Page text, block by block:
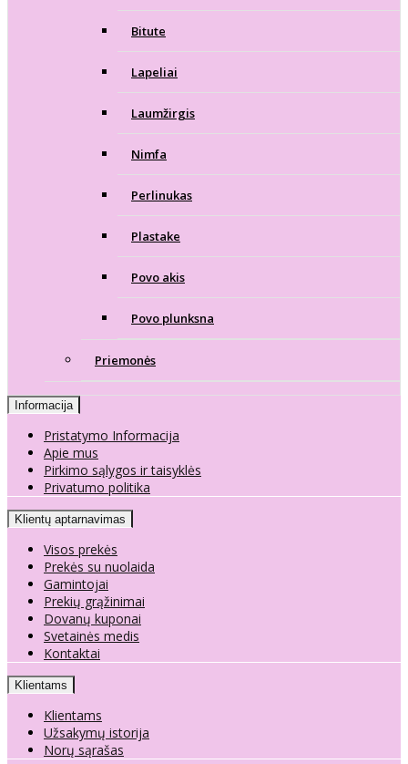
Bitute
Lapeliai
Laumžirgis
Nimfa
Perlinukas
Plastake
Povo akis
Povo plunksna
Priemonės
Informacija
Pristatymo Informacija
Apie mus
Pirkimo sąlygos ir taisyklės
Privatumo politika
Klientų aptarnavimas
Visos prekės
Prekės su nuolaida
Gamintojai
Prekių grąžinimai
Dovanų kuponai
Svetainės medis
Kontaktai
Klientams
Klientams
Užsakymų istorija
Norų sąrašas